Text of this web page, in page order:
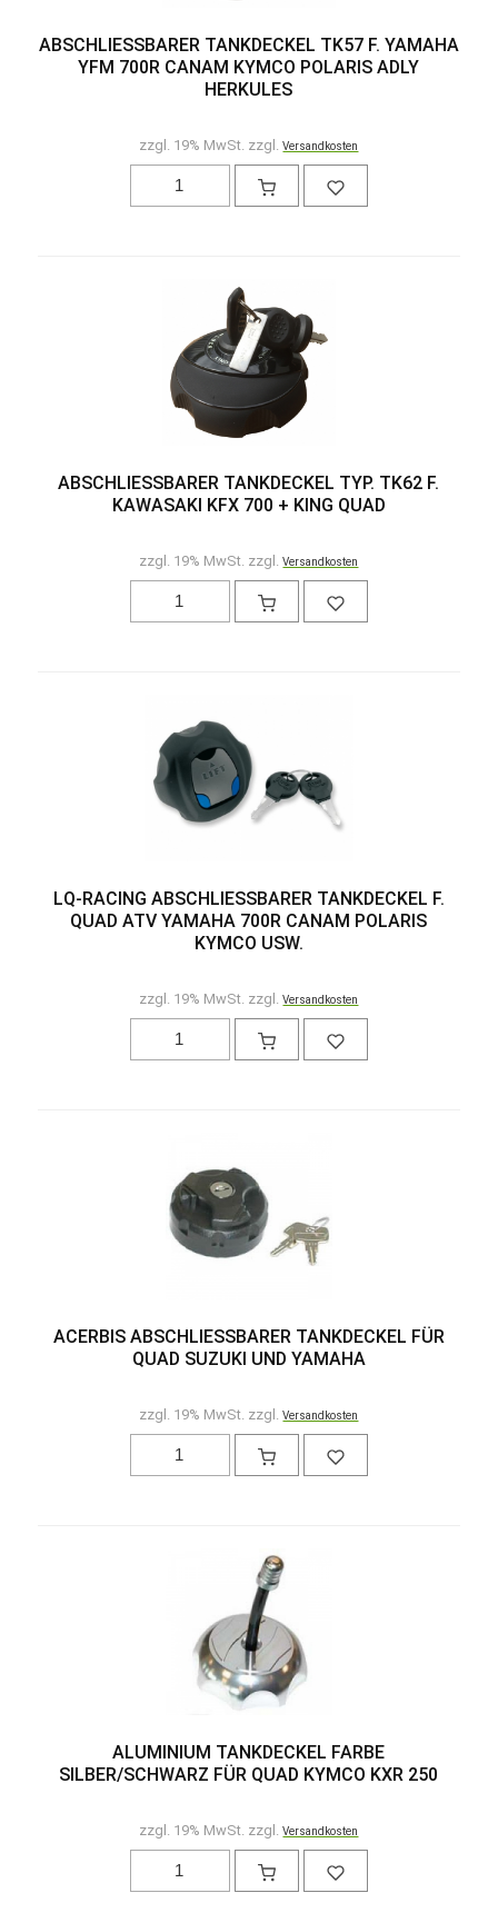
ABSCHLIESSBARER TANKDECKEL TK57 F. YAMAHA
YFM 700R CANAM KYMCO POLARIS ADLY
HERKULES
zzgl. 19% MwSt. zzgl.Versandkosten
ABSCHLIESSBARER TANKDECKEL TYP. TK62 F.
KAWASAKI KFX 700 + KING QUAD
zzgl. 19% MwSt. zzgl.Versandkosten
LQ-RACING ABSCHLIESSBARER TANKDECKEL F.
QUAD ATV YAMAHA 700R CANAM POLARIS
KYMCO USW.
zzgl. 19% MwSt. zzgl.Versandkosten
ACERBIS ABSCHLIESSBARER TANKDECKEL FÜR
QUAD SUZUKI UND YAMAHA
zzgl. 19% MwSt. zzgl.Versandkosten
ALUMINIUM TANKDECKEL FARBE
SILBER/SCHWARZ FÜR QUAD KYMCO KXR 250
zzgl. 19% MwSt. zzgl.Versandkosten